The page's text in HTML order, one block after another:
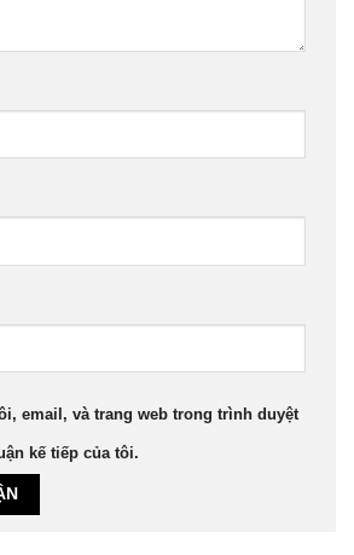
email, và trang web trong trình duyệt
kế tiếp của tôi.